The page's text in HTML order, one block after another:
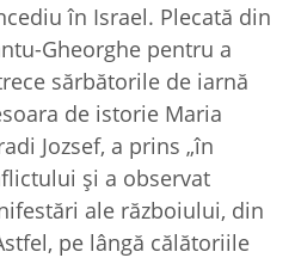
în Israel. Plecată din
Gheorghe pentru a
sărbătorile de iarnă
de istorie Maria
Jozsef, a prins „în
şi a observat
ale războiului, din
pe lângă călătoriile